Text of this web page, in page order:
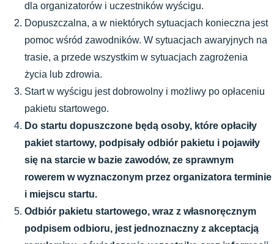
dla organizatorów i uczestników wyścigu.
Dopuszczalna, a w niektórych sytuacjach konieczna jest
pomoc wśród zawodników. W sytuacjach awaryjnych na
trasie, a przede wszystkim w sytuacjach zagrożenia
życia lub zdrowia.
Start w wyścigu jest dobrowolny i możliwy po opłaceniu
pakietu startowego.
Do startu dopuszczone będą osoby, które opłaciły
pakiet startowy, podpisały odbiór pakietu i pojawiły
się na starcie w bazie zawodów, ze sprawnym
rowerem w wyznaczonym przez organizatora terminie
i miejscu startu.
Odbiór pakietu startowego, wraz z własnoręcznym
podpisem odbioru, jest jednoznaczny z akceptacją